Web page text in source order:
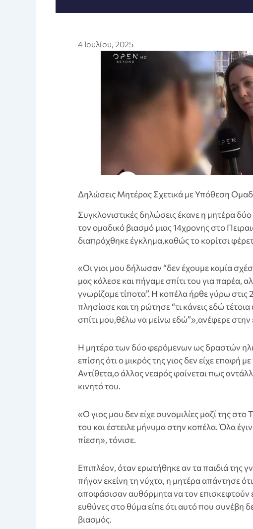
4 Ιουλίου, 2025
Δηλώσεις Μητέρας Σχετικά με Υπόθεση
Συγκλονιστικές δηλώσεις έκανε η μητέρα
τον ομαδικό βιασμό μιας 14χρονης στο
διαπράχθηκε έγκλημα,καθώς το κορίτσι
«Οι γιοι μου δήλωσαν “δεν έχουμε καμία
μας κάλεσε και πήγαμε σπίτι του για παρέα,
γνωρίζαμε τίποτα”. Η κοπέλα ήρθε γύρω στις
πλησίασε και τη ρώτησε “τι κάνεις εδώ
σπίτι μου,θέλω να μείνω εδώ”»,ανέφερε
Η μητέρα των δύο φερόμενων ως δραστών
επίσης ότι ο μικρός της γιος δεν είχε επαφή
Αντίθετα,ο άλλος νεαρός φαίνεται πως
κινητό του.
«Ο γιος μου δεν είχε συνομιλίες μαζί της
του και έστειλε μήνυμα στην κοπέλα. Όλα
πίεση», τόνισε.
Επιπλέον, όταν ερωτήθηκε αν τα παιδιά της
πήγαν εκείνη τη νύχτα, η μητέρα απάντησε
αποφάσισαν αυθόρμητα να τον επισκεφτούν
ευθύνες στο θύμα είπε ότι αυτό που συνέβη
βιασμός.